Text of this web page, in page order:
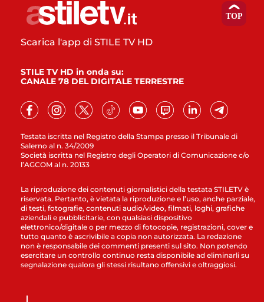
Testata iscritta nel Registro della Stampa presso il Tribunale di
Salerno al n. 34/2009
Società iscritta nel Registro degli Operatori di Comunicazione c/o
l’AGCOM al n. 20133
Scarica l'app di STILE TV HD
STILE TV HD in onda su:
CANALE 78 DEL DIGITALE TERRESTRE
La riproduzione dei contenuti giornalistici della testata STILETV è
riservata. Pertanto, è vietata la riproduzione e l’uso, anche parziale,
di testi, fotografie, contenuti audio/video, filmati, loghi, grafiche
aziendali e pubblicitarie, con qualsiasi dispositivo
elettronico/digitale o per mezzo di fotocopie, registrazioni, cover e
tutto quanto è ascrivibile a copia non autorizzata. La redazione
non è responsabile dei commenti presenti sul sito. Non potendo
esercitare un controllo continuo resta disponibile ad eliminarli su
segnalazione qualora gli stessi risultano offensivi e oltraggiosi.